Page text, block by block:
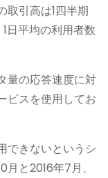
取引高は1四半期
日平均の利用者数
量の応答速度に対
ビスを使用してお
できないというシ
と2016年7月、